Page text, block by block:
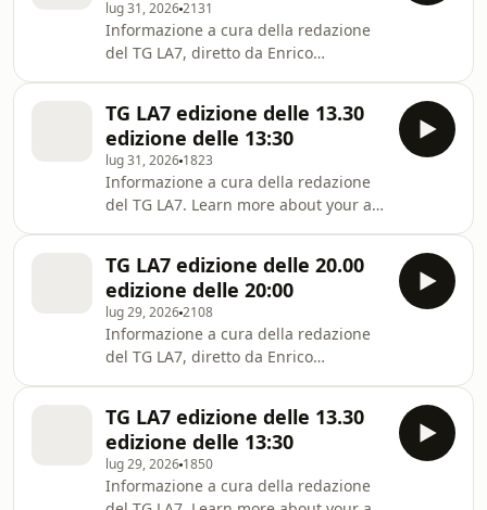
lug 31, 20262131
Informazione a cura della redazione
del TG LA7, diretto da Enrico
megaphone.fm/adchoices
TG LA7 edizione delle 13.30
edizione delle 13:30
lug 31, 2026 1823
Informazione a cura della redazione
del TG LA7. Learn more about your ad
TG LA7 edizione delle 20.00
edizione delle 20:00
lug 29, 20262108
Informazione a cura della redazione
del TG LA7, diretto da Enrico
megaphone.fm/adchoices
TG LA7 edizione delle 13.30
edizione delle 13:30
lug 29, 2026 1850
Informazione a cura della redazione